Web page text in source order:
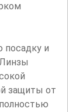
и
защиты от